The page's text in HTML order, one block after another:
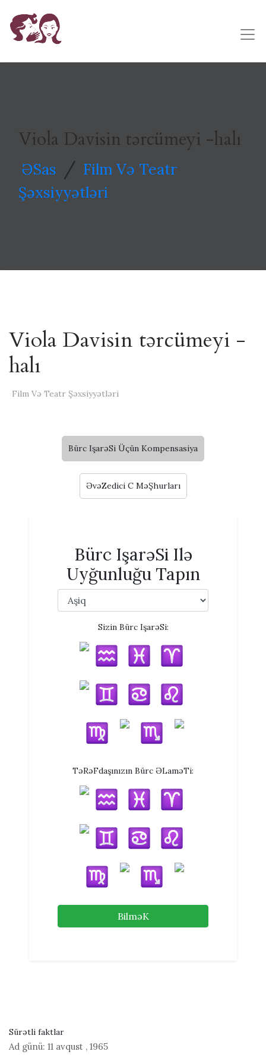
Viola Davisin tərcümeyi -halı
ƏSas / Film Və Teatr
Şəxsiyyətləri
Viola Davisin tərcümeyi -
halı
Film Və Teatr Şəxsiyyətləri
Bürc IşarəSi Üçün Kompensasiya
ƏvəZedici C MəŞhurları
Bürc IşarəSi Ilə
Uyğunluğu Tapın
Sizin Bürc IşarəSi:
TəRəFdaşınızın Bürc ƏLaməTi:
BilməK
Sürətli faktlar
Ad günü: 11 avqust , 1965